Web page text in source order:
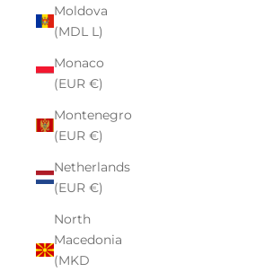
Moldova
(MDL L)
Monaco
(EUR €)
Montenegro
(EUR €)
Netherlands
(EUR €)
North
Macedonia
(MKD